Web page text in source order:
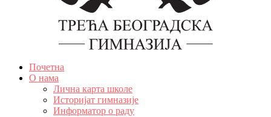
Почетна
О нама
Лична карта школе
Историјат гимназије
Информатор о раду